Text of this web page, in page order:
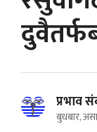
प्रभाव
बुधबार,